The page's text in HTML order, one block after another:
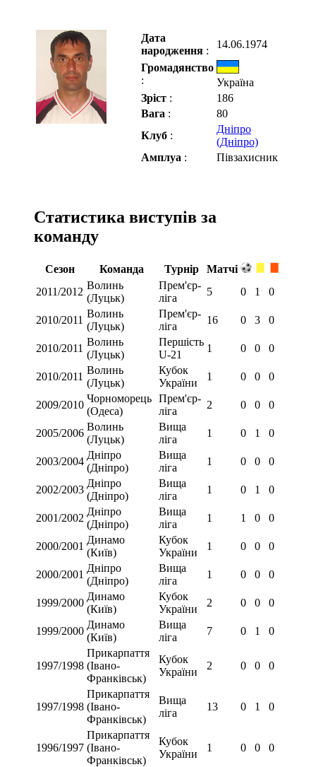
Дата
народження :
14.06.1974
Громадянство
:
Україна
Зріст :
186
Вага :
80
Клуб :
Дніпро
(Дніпро)
Амплуа : Півзахисник
Статистика виступів за
команду
Сезон Команда Турнір
Матчі
2011/2012
Волинь
(Луцьк)
Прем'єр-
ліга
5 0 1 0
2010/2011
Волинь
(Луцьк)
Прем'єр-
ліга
16 0 3 0
2010/2011
Волинь
(Луцьк)
Першість
U-21
1 0 0 0
2010/2011
Волинь
(Луцьк)
Кубок
України
1 0 0 0
2009/2010
Чорноморець
(Одеса)
Прем'єр-
ліга
2 0 0 0
2005/2006
Волинь
(Луцьк)
Вища
ліга
1 0 1 0
2003/2004
Дніпро
(Дніпро)
Вища
ліга
1 0 0 0
2002/2003
Дніпро
(Дніпро)
Вища
ліга
1 0 1 0
2001/2002
Дніпро
(Дніпро)
Вища
ліга
1 1 0 0
2000/2001
Динамо
(Київ)
Кубок
України
1 0 0 0
2000/2001
Дніпро
(Дніпро)
Вища
ліга
1 0 0 0
1999/2000
Динамо
(Київ)
Кубок
України
2 0 0 0
1999/2000
Динамо
(Київ)
Вища
ліга
7 0 1 0
1997/1998
Прикарпаття
(Івано-
Франківськ)
Кубок
України
2 0 0 0
1997/1998
Прикарпаття
(Івано-
Франківськ)
Вища
ліга
13 0 1 0
1996/1997
Прикарпаття
(Івано-
Франківськ)
Кубок
України
1 0 0 0